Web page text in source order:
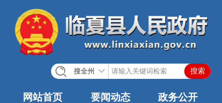
搜全州
网站首页 要闻动态 政务公开